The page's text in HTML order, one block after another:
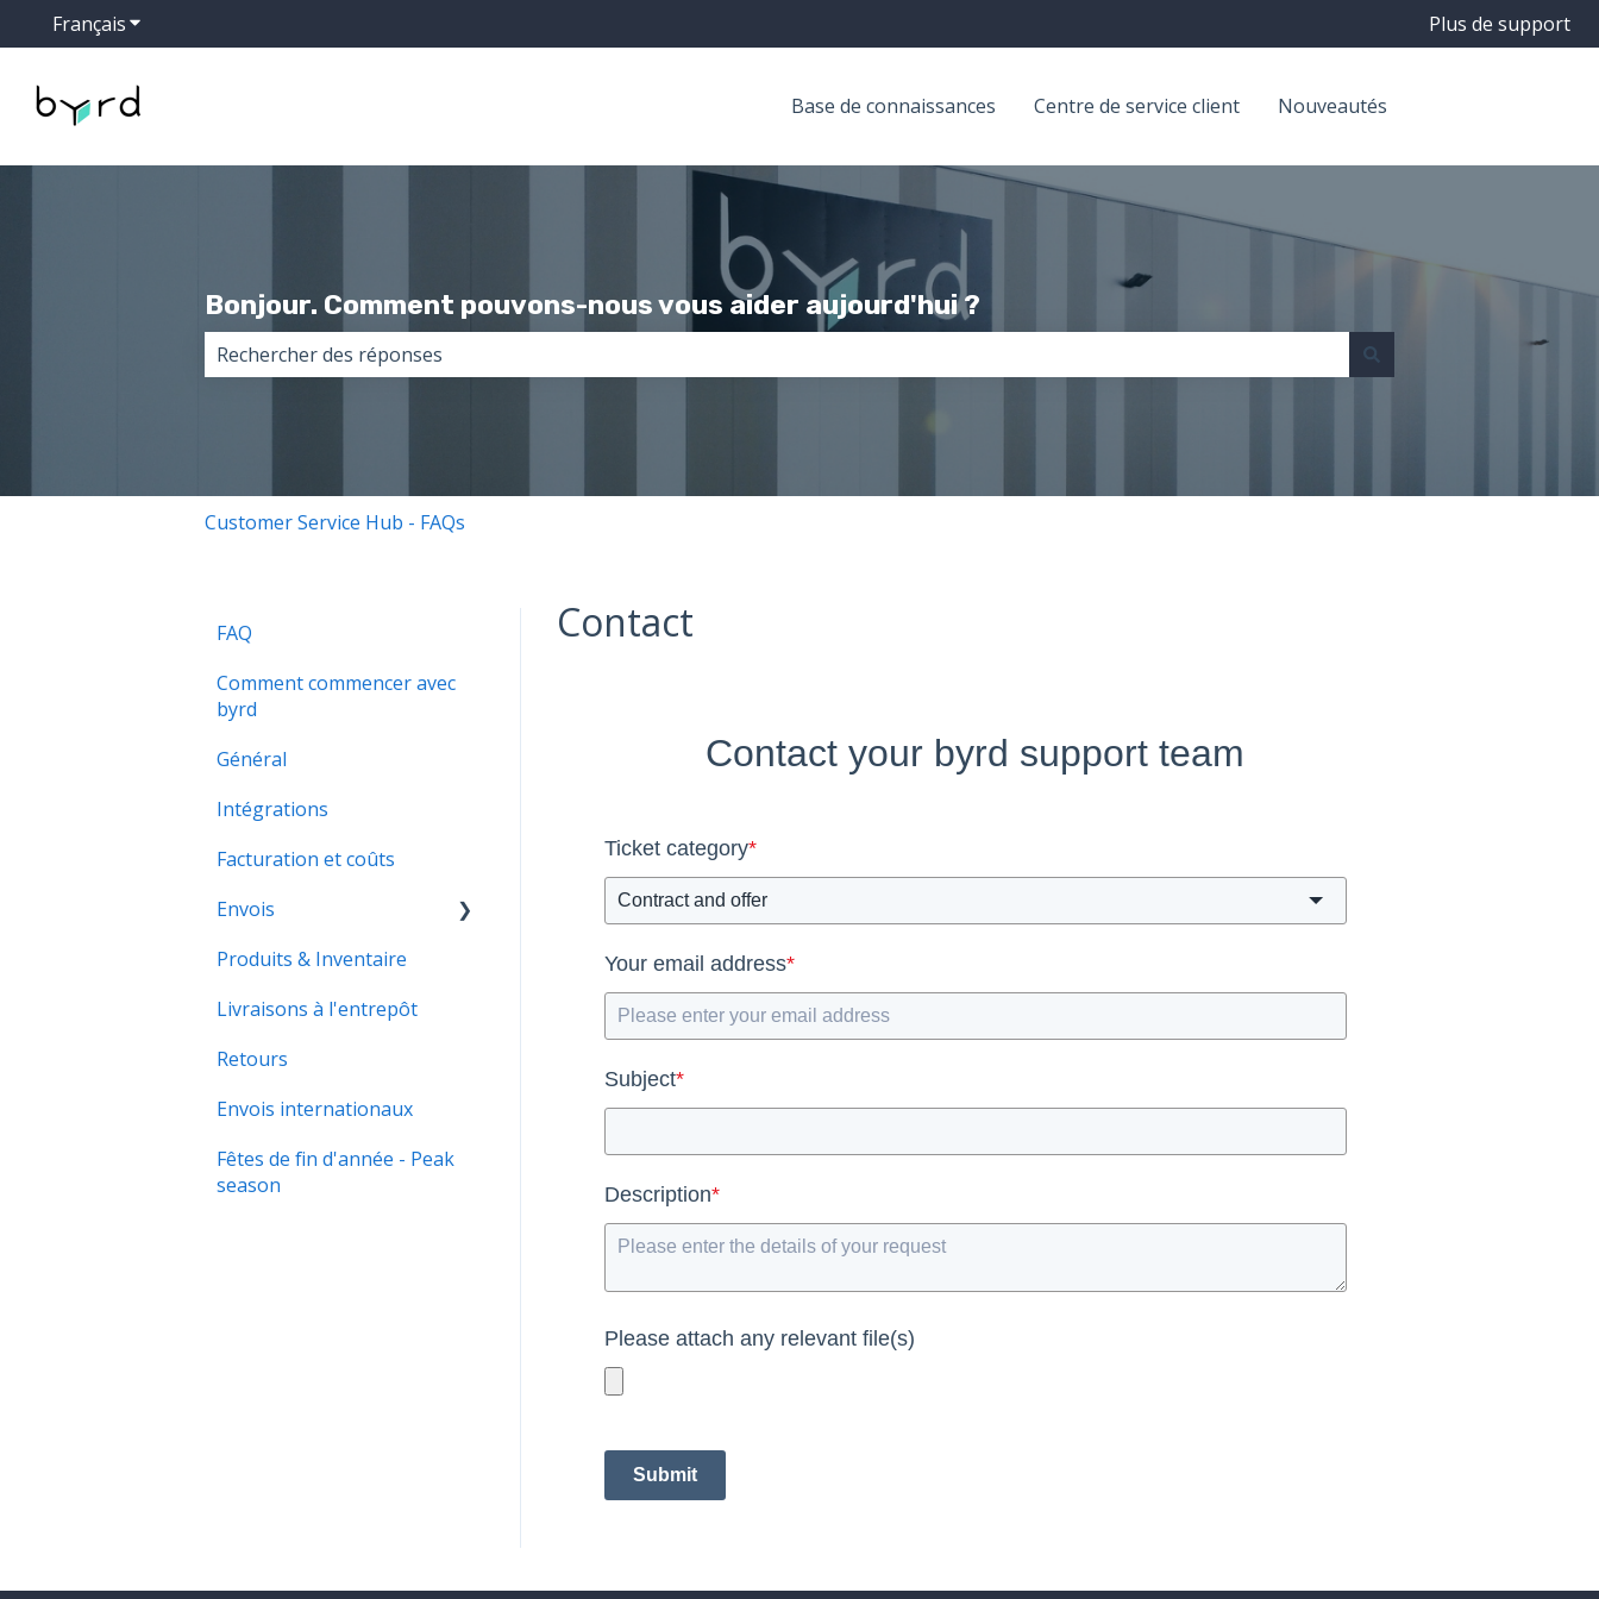
FrançaisAfficher le sous-menu pour les traductions Plus de support
Base de connaissances Centre de service client Nouveautés
Bonjour. Comment pouvons-nous vous aider aujourd'hui ?
Customer Service Hub - FAQs
Contact
Contact your byrd support team
Ticket category*
Your email address*
Subject*
Description*
Please attach any relevant file(s)
Submit
FAQ
Comment commencer avec
byrd
Général
Intégrations
Facturation et coûts
Envois
Envois B2B
Produits & Inventaire
Livraisons à l'entrepôt
Retours
Envois internationaux
Fêtes de fin d'année - Peak
season